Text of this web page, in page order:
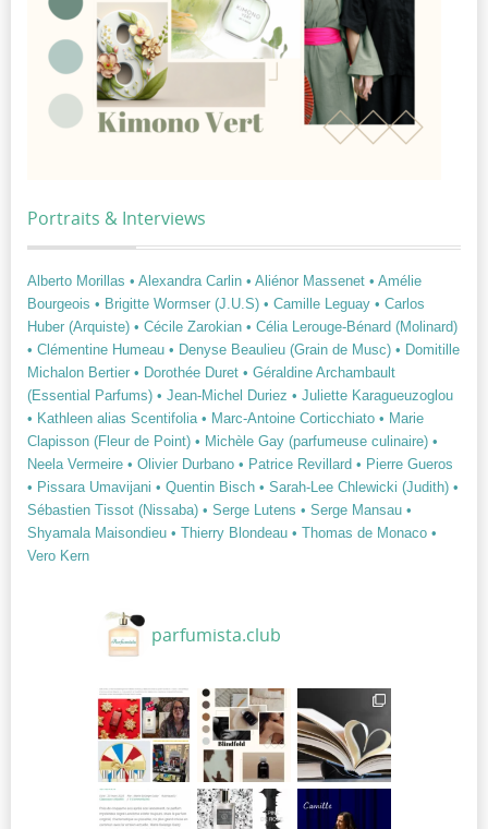
Portraits & Interviews
Alberto Morillas • Alexandra Carlin • Aliénor Massenet • Amélie
Bourgeois • Brigitte Wormser (J.U.S) • Camille Leguay • Carlos
Huber (Arquiste) • Cécile Zarokian • Célia Lerouge-Bénard (Molinard)
• Clémentine Humeau • Denyse Beaulieu (Grain de Musc) • Domitille
Michalon Bertier • Dorothée Duret • Géraldine Archambault
(Essential Parfums) • Jean-Michel Duriez • Juliette Karagueuzoglou
• Kathleen alias Scentifolia • Marc-Antoine Corticchiato • Marie
Clapisson (Fleur de Point) • Michèle Gay (parfumeuse culinaire) •
Neela Vermeire • Olivier Durbano • Patrice Revillard • Pierre Gueros
• Pissara Umavijani • Quentin Bisch • Sarah-Lee Chlewicki (Judith) •
Sébastien Tissot (Nissaba) • Serge Lutens • Serge Mansau •
Shyamala Maisondieu • Thierry Blondeau • Thomas de Monaco •
Vero Kern
parfumista.club